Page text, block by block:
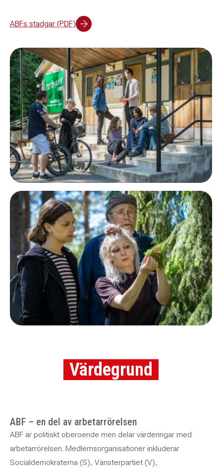
ABFs stadgar (PDF)
Värdegrund
ABF – en del av arbetarrörelsen
ABF är politiskt oberoende men delar värderingar med
arbetarrörelsen. Medlemsorganisationer inkluderar
Socialdemokraterna (S), Vänsterpartiet (V),